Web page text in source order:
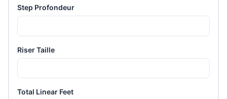
Step Profondeur
Riser Taille
Total Linear Feet